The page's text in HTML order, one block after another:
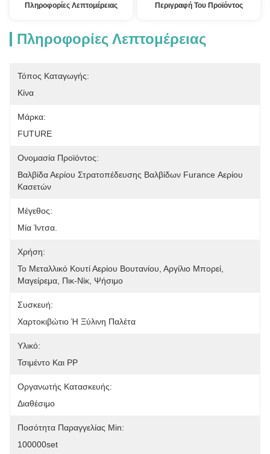
Πληροφορίες Λεπτομέρειας Περιγραφή Του Προϊόντος
Πληροφορίες Λεπτομέρειας
Τόπος Καταγωγής:
Κίνα
Μάρκα:
FUTURE
Ονομασία Προϊόντος:
Βαλβίδα Αερίου Στρατοπέδευσης Βαλβίδων Furance Αερίου
Κασετών
Μέγεθος:
Μία Ίντσα.
Χρήση:
Το Μεταλλικό Κουτί Αερίου Βουτανίου, Αργίλιο Μπορεί,
Μαγείρεμα, Πικ-Νίκ, Ψήσιμο
Συσκευή:
Χαρτοκιβώτιο Ή Ξύλινη Παλέτα
Υλικό:
Τσιμέντο Και PP
Οργανωτής Κατασκευής:
Διαθέσιμο
Ποσότητα Παραγγελίας Min:
100000set